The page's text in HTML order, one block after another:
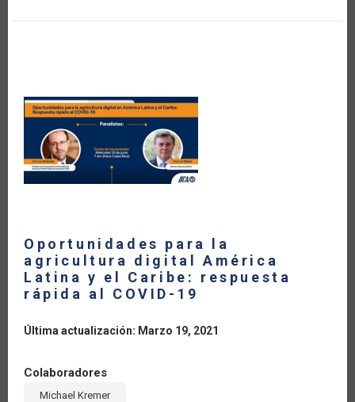
COMERCIO
DE
VEGETALES
Oportunidades para la
agricultura digital América
Latina y el Caribe: respuesta
rápida al COVID-19
Última actualización: Marzo 19, 2021
Colaboradores
Michael Kremer